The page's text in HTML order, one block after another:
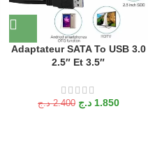
Adaptateur SATA To USB 3.0
2.5″ Et 3.5″
2.400 د.ج 1.850 د.ج